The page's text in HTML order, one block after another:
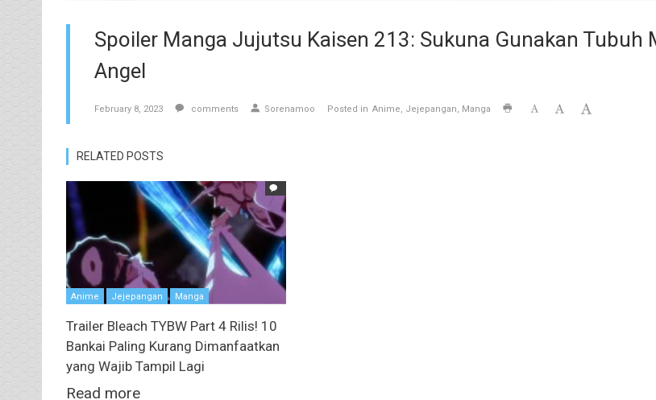
Spoiler Manga Jujutsu Kaisen 213: Sukuna Gunakan
Angel
February 8, 2023 comments Sorenamoo Posted in Anime Jejepangan Manga
RELATED POSTS
Anime Jejepangan Manga
Trailer Bleach TYBW Part 4 Rilis! 10
Bankai Paling Kurang Dimanfaatkan
yang Wajib Tampil Lagi
Read more